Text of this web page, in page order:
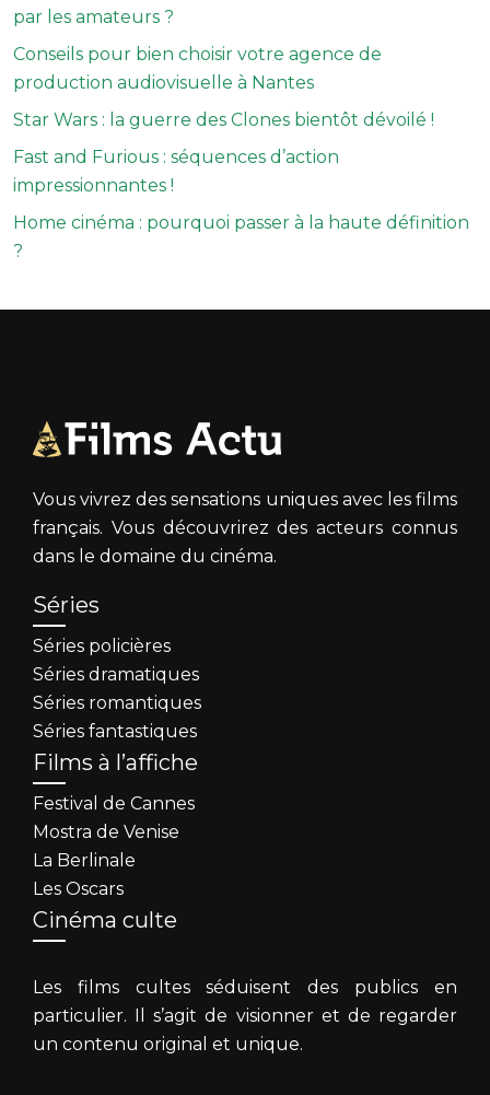
par les amateurs ?
Conseils pour bien choisir votre agence de
production audiovisuelle à Nantes
Star Wars : la guerre des Clones bientôt dévoilé !
Fast and Furious : séquences d’action
impressionnantes !
Home cinéma : pourquoi passer à la haute définition
?
Vous vivrez des sensations uniques avec les films
français. Vous découvrirez des acteurs connus
dans le domaine du cinéma.
Séries
Séries policières
Séries dramatiques
Séries romantiques
Séries fantastiques
Films à l’affiche
Festival de Cannes
Mostra de Venise
La Berlinale
Les Oscars
Cinéma culte
Les films cultes séduisent des publics en
particulier. Il s’agit de visionner et de regarder
un contenu original et unique.